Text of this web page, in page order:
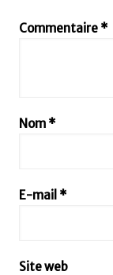
Commentaire *
Nom *
E-mail *
Site web